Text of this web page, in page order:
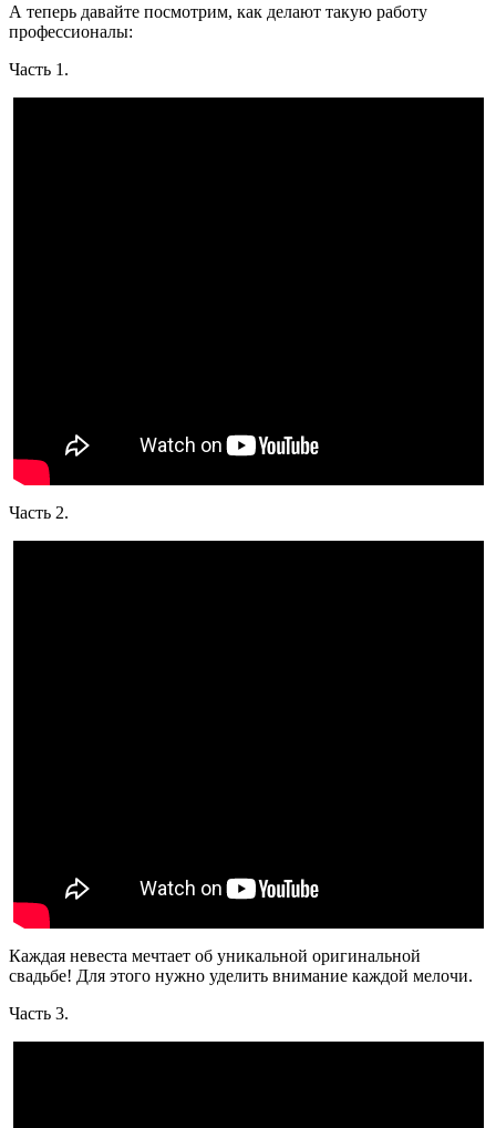
А теперь давайте посмотрим, как делают такую работу
профессионалы:
Часть 1.
Часть 2.
Каждая невеста мечтает об уникальной оригинальной
свадьбе! Для этого нужно уделить внимание каждой мелочи.
Часть 3.